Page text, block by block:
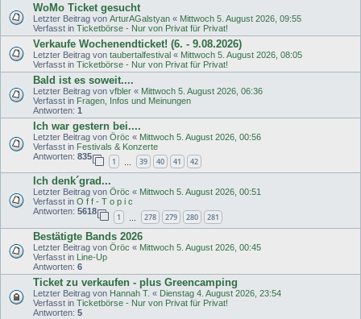
WoMo Ticket gesucht
Letzter Beitrag von ArturAGalstyan « Mittwoch 5. August 2026, 09:55
Verfasst in Ticketbörse - Nur von Privat für Privat!
Verkaufe Wochenendticket! (6. - 9.08.2026)
Letzter Beitrag von taubertalfestival « Mittwoch 5. August 2026, 08:05
Verfasst in Ticketbörse - Nur von Privat für Privat!
Bald ist es soweit....
Letzter Beitrag von vfbler « Mittwoch 5. August 2026, 06:36
Verfasst in Fragen, Infos und Meinungen
Antworten: 1
Ich war gestern bei....
Letzter Beitrag von Öröc « Mittwoch 5. August 2026, 00:56
Verfasst in Festivals & Konzerte
Antworten: 835
1 39 40 41 42
Ich denk´grad...
Letzter Beitrag von Öröc « Mittwoch 5. August 2026, 00:51
Verfasst in O f f - T o p i c
Antworten: 5618
1 278 279 280 281
Bestätigte Bands 2026
Letzter Beitrag von Öröc « Mittwoch 5. August 2026, 00:45
Verfasst in Line-Up
Antworten: 6
Ticket zu verkaufen - plus Greencamping
Letzter Beitrag von Hannah T. « Dienstag 4. August 2026, 23:54
Verfasst in Ticketbörse - Nur von Privat für Privat!
Antworten: 5